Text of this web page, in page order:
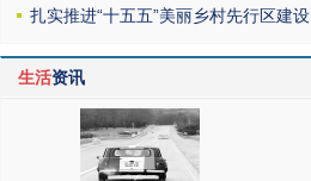
扎实推进“十五五”美丽乡村先行区建设
生活资讯